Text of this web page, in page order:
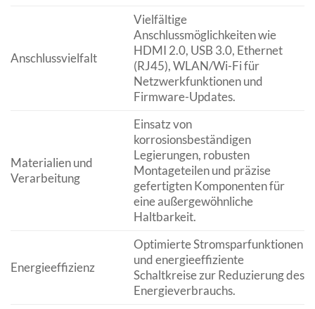
Anschlussvielfalt
Vielfältige
Anschlussmöglichkeiten wie
HDMI 2.0, USB 3.0, Ethernet
(RJ45), WLAN/Wi-Fi für
Netzwerkfunktionen und
Firmware-Updates.
Materialien und
Verarbeitung
Einsatz von
korrosionsbeständigen
Legierungen, robusten
Montageteilen und präzise
gefertigten Komponenten für
eine außergewöhnliche
Haltbarkeit.
Energieeffizienz
Optimierte Stromsparfunktionen
und energieeffiziente
Schaltkreise zur Reduzierung des
Energieverbrauchs.